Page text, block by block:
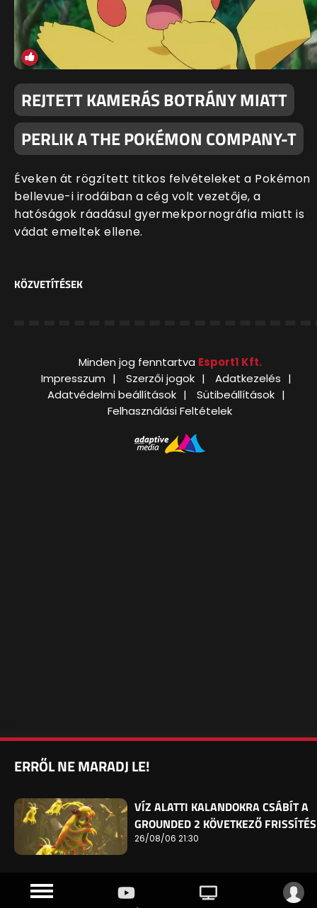
REJTETT KAMERÁS BOTRÁNY MIATT
PERLIK A THE POKÉMON COMPANY-T
Éveken át rögzített titkos felvételeket a Pokémon
bellevue-i irodáiban a cég volt vezetője, a
hatóságok ráadásul gyermekpornográfia miatt is
vádat emeltek ellene.
KÖZVETÍTÉSEK
Minden jog fenntartva Esport1 Kft.
Impresszum
Szerzői jogok
Adatkezelés
Adatvédelmi beállítások
Sütibeállítások
Felhasználási Feltételek
ERRŐL NE MARADJ LE!
VÍZ ALATTI KALANDOKRA CSÁBÍT A
GROUNDED 2 KÖVETKEZŐ
26/08/06 21:30